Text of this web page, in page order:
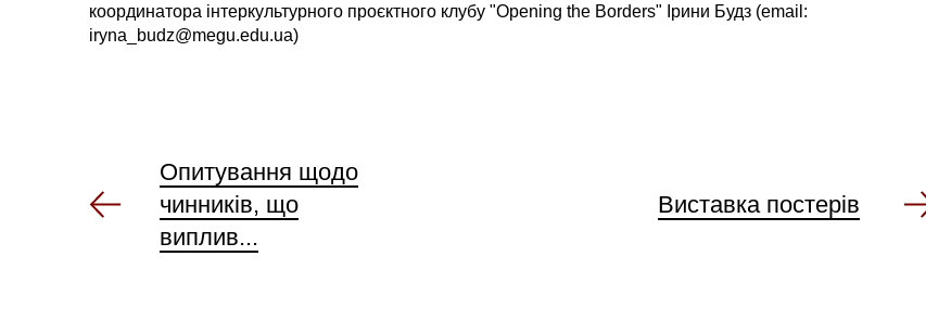
координатора iнтеркультурного проєктного клубу "Opening the Borders" Ірини Будз (email:
iryna_budz@megu.edu.ua)
Опитування щодо
чинників, що
виплив...
Виставка постерів